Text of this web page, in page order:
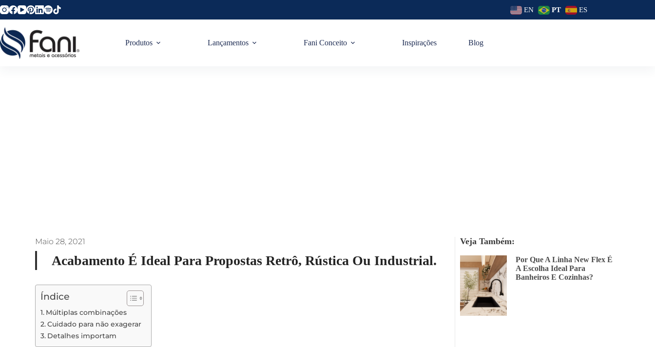
EN PT ES
Produtos Lançamentos Fani Conceito Inspirações Blog
Maio 28, 2021
Acabamento É Ideal Para Propostas Retrô, Rústica Ou Industrial.
Índice
Múltiplas combinações
Cuidado para não exagerar
Detalhes importam
Veja Também:
Por Que A Linha New Flex É
A Escolha Ideal Para
Banheiros E Cozinhas?